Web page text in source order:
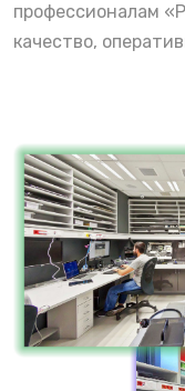
профессионалам
качество,